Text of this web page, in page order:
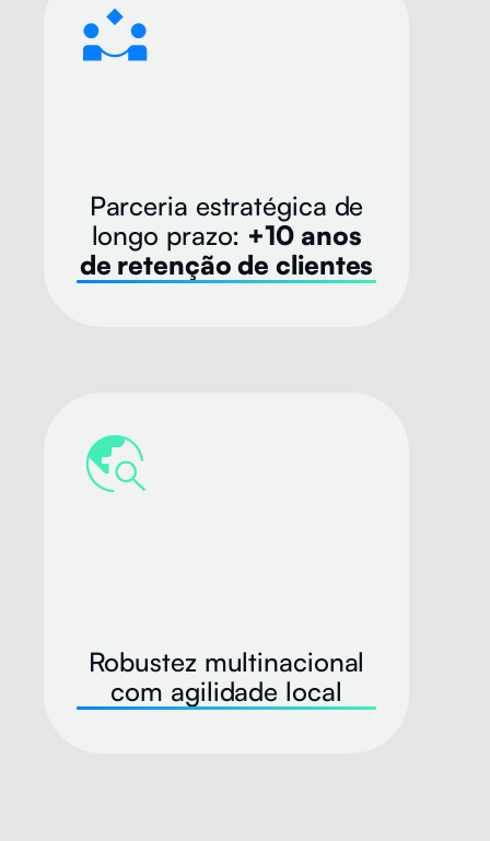
Parceria estratégica de
longo prazo: +10 anos
de retenção de clientes
Robustez multinacional
com agilidade local